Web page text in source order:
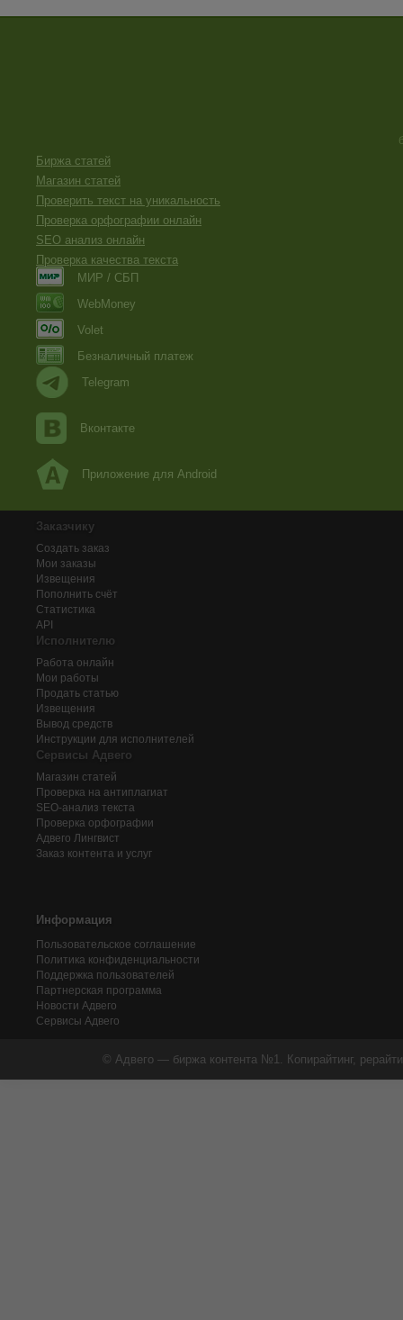
Биржа статей
Магазин статей
Проверить текст на уникальность
Проверка орфографии онлайн
SEO анализ онлайн
Проверка качества текста
МИР / СБП
WebMoney
Volet
Безналичный платеж
Telegram
Вконтакте
Приложение для Android
Заказчику
Создать заказ
Мои заказы
Извещения
Пополнить счёт
Статистика
API
Исполнителю
Работа онлайн
Мои работы
Продать статью
Извещения
Вывод средств
Инструкции для исполнителей
Сервисы Адвего
Магазин статей
Проверка на антиплагиат
SEO-анализ текста
Проверка орфографии
Адвего Лингвист
Заказ контента и услуг
Информация
Пользовательское соглашение
Политика конфиденциальности
Поддержка пользователей
Партнерская программа
Новости Адвего
Сервисы Адвего
© Адвего — биржа контента №1. Копирайтинг,